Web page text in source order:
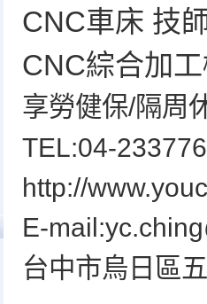
(06-20)
CNC車床 技
CNC綜合加
享勞健保/隔周
TEL:04-
http://
E-
台中市烏日區